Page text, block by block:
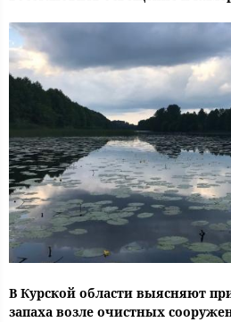
В Курской области выясняют
запаха возле очистных